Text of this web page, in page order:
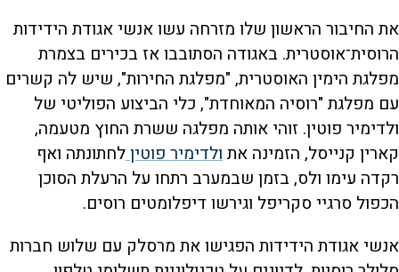
את החיבור הראשון שלו מזרחה עשו אנשי אגודת הידידות
הרוסית־אוסטרית. באגודה הסתובבו אז בכירים בצמרת
מפלגת הימין האוסטרית, "מפלגת החירות", שיש לה קשרים
עם מפלגת "רוסיה המאוחדת", כלי הביצוע הפוליטי של
ולדימיר פוטין. זוהי אותה מפלגה ששרת החוץ מטעמה,
קארין קנייסל, הזמינה אתולדימיר פוטיןלחתונתה ואף
רקדה עימו ולס, בזמן שבמערב רתחו על הרעלת הסוכן
הכפול סרגיי סקריפל וגירשו דיפלומטים רוסים.
אנשי אגודת הידידות הפגישו את מרסלק עם שלוש חברות